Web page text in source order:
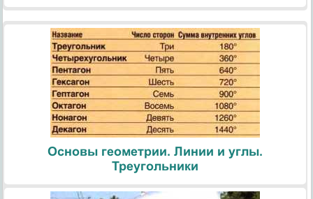
Основы геометрии. Линии и углы.
Треугольники